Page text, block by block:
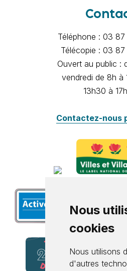
Nous
cookies
Nous utilisons
d'autres
Téléphone : 03
Télécopie : 03
Ouvert au public :
vendredi de 8h à
13h30 à
Contactez-nous